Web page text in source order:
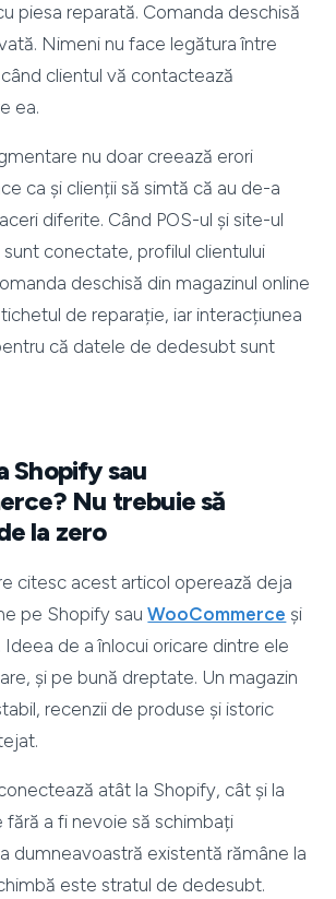
piesa reparată. Comanda deschisă
Nimeni nu face legătura între
clientul vă contactează
ea.
nu doar creează erori
ca și clienții să simtă că au de-a
diferite. Când POS-ul și site-ul
conectate, profilul clientului
deschisă din magazinul online
de reparație, iar interacțiunea
că datele de dedesubt sunt
Shopify sau
Nu trebuie să
la zero
citesc acest articol operează deja
pe Shopify sauWooCommerce și
Ideea de a înlocui oricare dintre ele
și pe bună dreptate. Un magazin
recenzii de produse și istoric
atât la Shopify, cât și la
a fi nevoie să schimbați
dumneavoastră existentă rămâne la
este stratul de dedesubt.